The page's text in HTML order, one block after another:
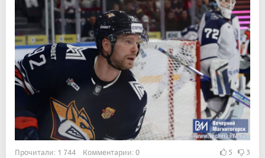
Прочитали: 1 744 Комментарии: 0 5 3